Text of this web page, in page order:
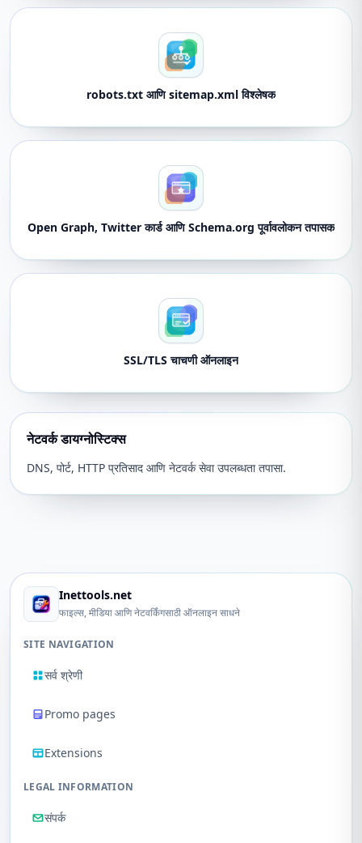
robots.txt आणि sitemap.xml विश्लेषक
Open Graph, Twitter कार्ड आणि Schema.org पूर्वावलोकन तपासक
SSL/TLS चाचणी ऑनलाइन
नेटवर्क डायग्नोस्टिक्स
DNS, पोर्ट, HTTP प्रतिसाद आणि नेटवर्क सेवा उपलब्धता तपासा.
Inettools.net
फाइल्स, मीडिया आणि नेटवर्किंगसाठी ऑनलाइन साधने
SITE NAVIGATION
सर्व श्रेणी
Promo pages
Extensions
LEGAL INFORMATION
संपर्क